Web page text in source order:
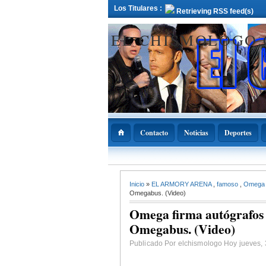
Los Titulares : Retrieving RSS feed(s)
EL
Contacto Noticias Deportes
ADOPAE
11 de diciembre
Bachata
Inicio » EL ARMORY ARENA famoso Omega
Omegabus. (Video)
Omega firma
Omegabus. (Video)
Publicado Por elchismologo Hoy